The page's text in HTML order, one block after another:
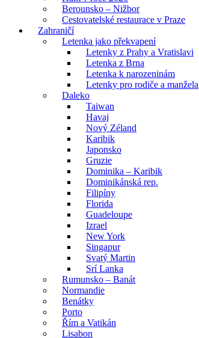
Berounsko – Nižbor
Cestovatelské restaurace v Praze
Zahraničí
Letenka jako překvapení
Letenky z Prahy a Vratislavi
Letenka z Brna
Letenka k narozeninám
Letenky pro rodiče a manžela
Daleko
Taiwan
Havaj
Nový Zéland
Karibik
Japonsko
Gruzie
Dominika – Karibik
Dominikánská rep.
Filipíny
Florida
Guadeloupe
Izrael
New York
Singapur
Svatý Martin
Srí Lanka
Rumunsko – Banát
Normandie
Benátky
Porto
Řím a Vatikán
Lisabon